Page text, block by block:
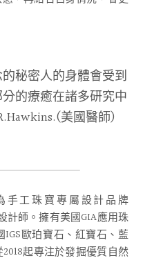
秘密人的身體會受到
的療癒在諸多研究中
美國醫師)
手工珠寶專屬設計品牌
計師。擁有美國GIA應用珠
歐珀寶石、紅寶石、藍
起專注於發掘優質自然